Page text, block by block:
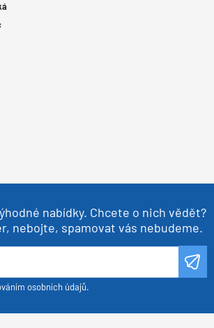
nabídky. Chcete o nich vědět?
nebojte, spamovat vás nebudeme.
osobních údajů.